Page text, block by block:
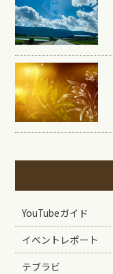
YouTubeガイド
イベントレポート
テブラビ